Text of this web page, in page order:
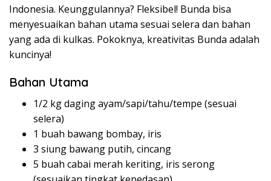
Indonesia. Keunggulannya? Fleksibel! Bunda bisa
menyesuaikan bahan utama sesuai selera dan bahan
yang ada di kulkas. Pokoknya, kreativitas Bunda adalah
kuncinya!
Bahan Utama
1/2 kg daging ayam/sapi/tahu/tempe (sesuai
selera)
1 buah bawang bombay, iris
3 siung bawang putih, cincang
5 buah cabai merah keriting, iris serong